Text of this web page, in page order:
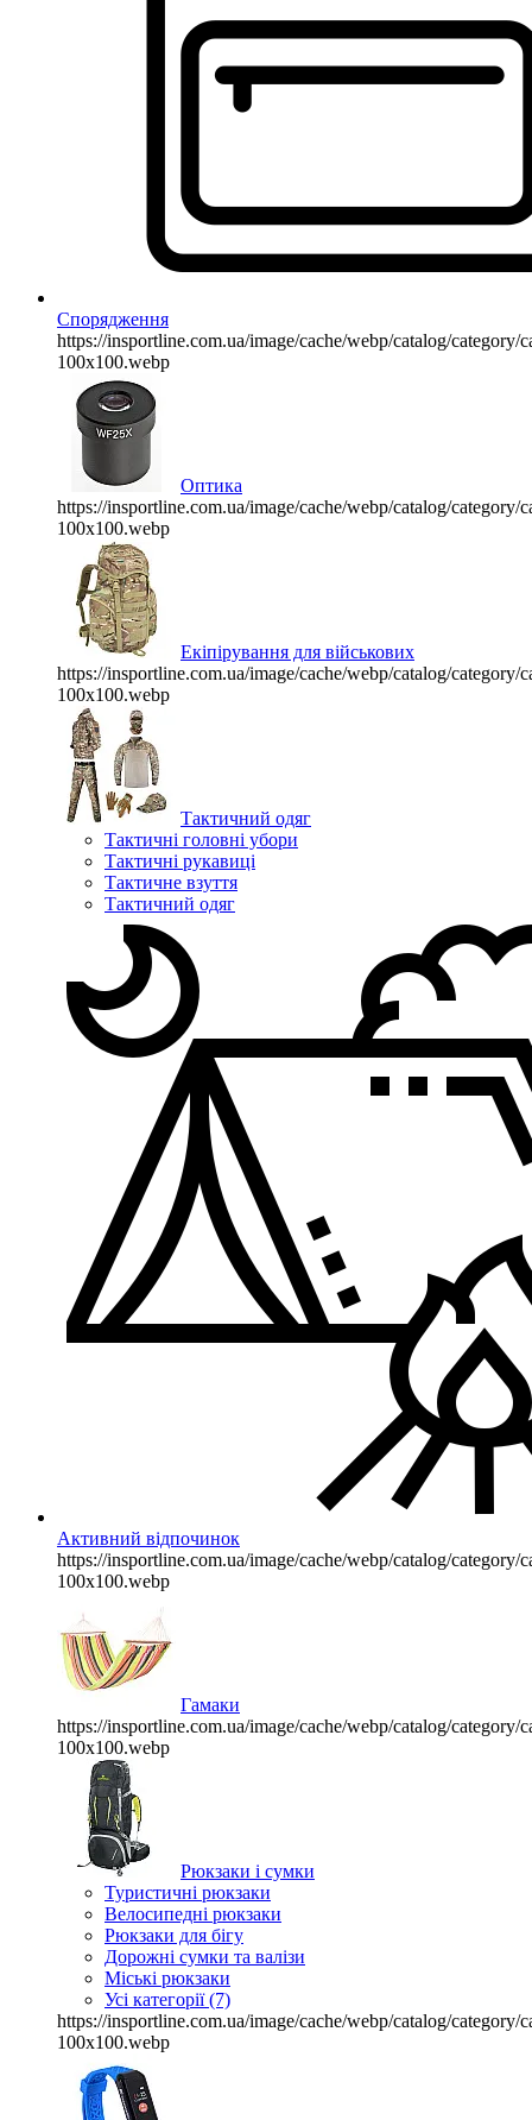
Спорядження
https://insportline.com.ua/image/cache/webp/catalog/category/
100x100.webp
Оптика
https://insportline.com.ua/image/cache/webp/catalog/category/
100x100.webp
Екіпірування для військових
https://insportline.com.ua/image/cache/webp/catalog/category/
100x100.webp
Тактичний одяг
Тактичні головні убори
Тактичні рукавиці
Тактичне взуття
Тактичний одяг
Активний відпочинок
https://insportline.com.ua/image/cache/webp/catalog/category/
100x100.webp
Гамаки
https://insportline.com.ua/image/cache/webp/catalog/category/
100x100.webp
Рюкзаки і сумки
Туристичні рюкзаки
Велосипедні рюкзаки
Рюкзаки для бігу
Дорожні сумки та валізи
Міські рюкзаки
Усі категорії (7)
https://insportline.com.ua/image/cache/webp/catalog/category/
100x100.webp